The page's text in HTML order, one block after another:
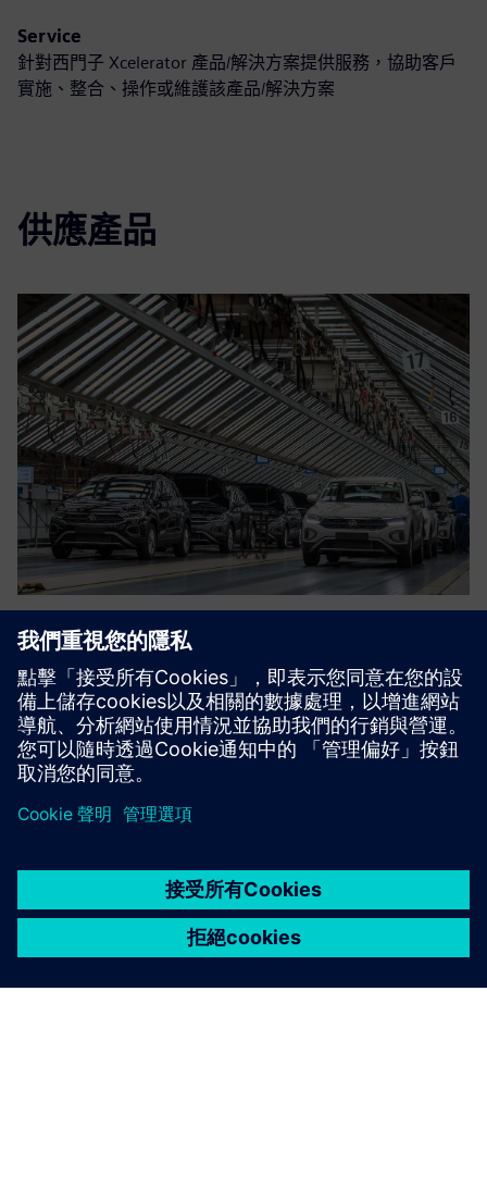
Service
針對西門子 Xcelerator 產品/解決方案提供服務，協助客戶
實施、整合、操作或維護該產品/解決方案
供應產品
Turnkey projects for Automotive
汽車生產線的整廠項目供應商。西門子自動化、MES、
SCADA、數位雙體、Inspection 和機器人的完全整合。
深入了解